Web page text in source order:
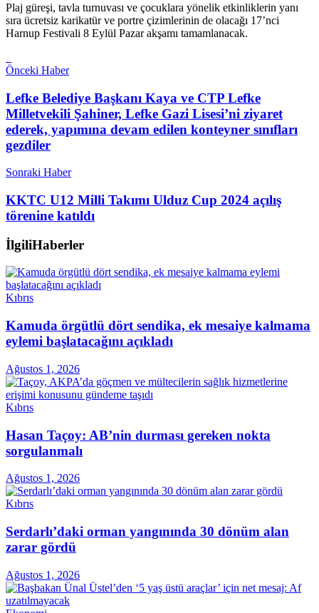
Plaj güreşi, tavla turnuvası ve çocuklara yönelik etkinliklerin yanı
sıra ücretsiz karikatür ve portre çizimlerinin de olacağı 17’nci
Harnup Festivali 8 Eylül Pazar akşamı tamamlanacak.
Önceki Haber
Lefke Belediye Başkanı Kaya ve CTP Lefke
Milletvekili Şahiner, Lefke Gazi Lisesi’ni ziyaret
ederek, yapımına devam edilen konteyner sınıfları
gezdiler
Sonraki Haber
KKTC U12 Milli Takımı Ulduz Cup 2024 açılış
törenine katıldı
İlgiliHaberler
Kıbrıs
Kamuda örgütlü dört sendika, ek mesaiye kalmama
eylemi başlatacağını açıkladı
Ağustos 1, 2026
Kıbrıs
Hasan Taçoy: AB’nin durması gereken nokta
sorgulanmalı
Ağustos 1, 2026
Kıbrıs
Serdarlı’daki orman yangınında 30 dönüm alan
zarar gördü
Ağustos 1, 2026